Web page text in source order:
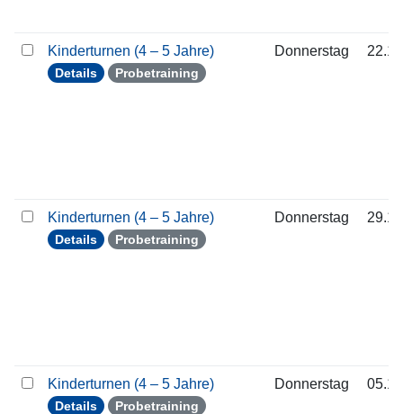
Kinderturnen (4 – 5 Jahre)
Details Probetraining
Donnerstag
Kinderturnen (4 – 5 Jahre)
Details Probetraining
Donnerstag
Kinderturnen (4 – 5 Jahre)
Details Probetraining
Donnerstag